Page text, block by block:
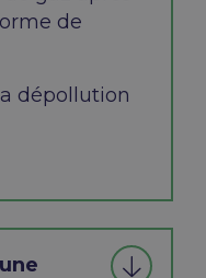
de
dépollution